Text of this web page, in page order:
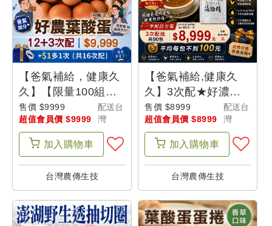
折
價
券
我
的
收
超
值
【爸氣補給，健康久
久】【限量100組】
(加$1多1次配
送)12+3次配★好農
葉酸蛋6盒組(10顆/
盒) (含加購共16次
配) - 父是山
售價 $9999
超值會員價 $9999
配送台
灣
加入 購物車
台灣農傳生技
【爸氣補給,健康久
久】3次配★好濃黑羽
放山土雞滴雞精(30
包/次)(共3次配。總
共90包) - 父是山【限
量100組】
售價 $8999
超值會員價 $8999
配送台
灣
加入 購物車
台灣農傳生技